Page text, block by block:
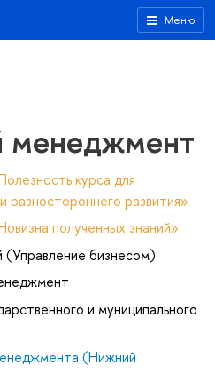
Меню
менеджмент
курса для
разностороннего развития»
полученных знаний»
(Управление бизнесом)
и муниципального
(Нижний